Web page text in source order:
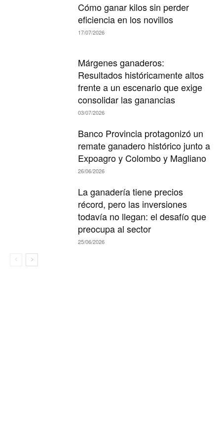
Cómo ganar kilos sin perder
eficiencia en los novillos
17/07/2026
Márgenes ganaderos:
Resultados históricamente altos
frente a un escenario que exige
consolidar las ganancias
03/07/2026
Banco Provincia protagonizó un
remate ganadero histórico junto a
Expoagro y Colombo y Magliano
26/06/2026
La ganadería tiene precios
récord, pero las inversiones
todavía no llegan: el desafío que
preocupa al sector
25/06/2026